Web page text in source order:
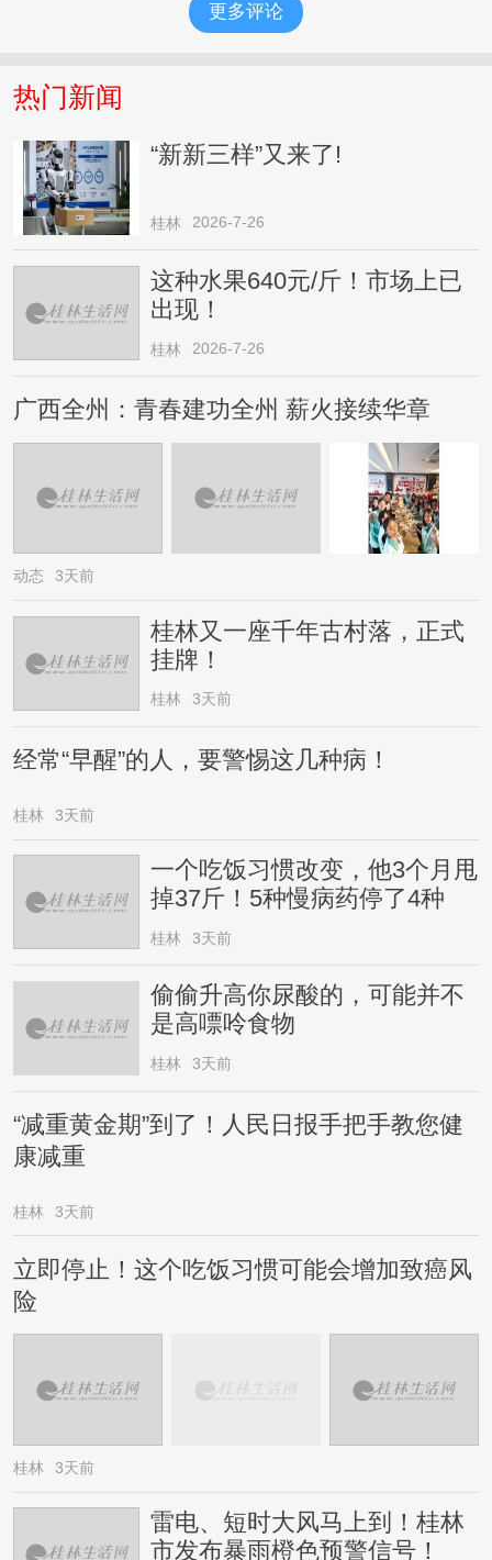
更多评论
热门新闻
“新新三样”又来了!
桂林 2026-7-26
这种水果640元/斤！市场上已
出现！
桂林 2026-7-26
广西全州：青春建功全州 薪火接续华章
动态 3天前
桂林又一座千年古村落，正式
挂牌！
桂林 3天前
经常“早醒”的人，要警惕这几种病！
桂林 3天前
一个吃饭习惯改变，他3个月甩
掉37斤！5种慢病药停了4种
桂林 3天前
偷偷升高你尿酸的，可能并不
是高嘌呤食物
桂林 3天前
“减重黄金期”到了！人民日报手把手教您健
康减重
桂林 3天前
立即停止！这个吃饭习惯可能会增加致癌风
险
桂林 3天前
雷电、短时大风马上到！桂林
市发布暴雨橙色预警信号！